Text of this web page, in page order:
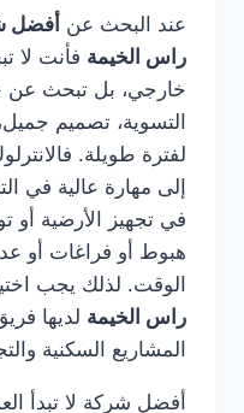
عند البحث عن أفضل
راس الخيمة فأنت لا
خارجي، بل تبحث عن
التسوية، تصميم
لفترة طويلة.
إلى مهارة عالية في
في تجهيز الأرضية أو
هبوط أو فراغات أو
الوقت. لذلك يجب
راس الخيمة لديها
المشاريع السكنية
أفضل شركة لا تبدأ